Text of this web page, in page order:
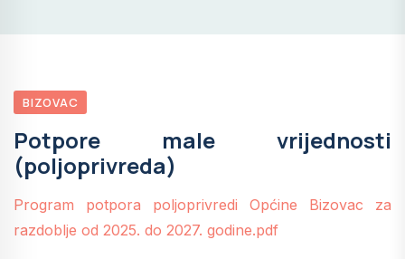
BIZOVAC
Potpore male vrijednosti
(poljoprivreda)
Program potpora poljoprivredi Općine Bizovac za
razdoblje od 2025. do 2027. godine.pdf